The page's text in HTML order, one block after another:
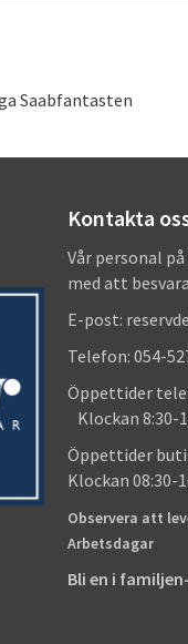
Saabfantasten
Kontakta
Vår personal
med att
E-post:
Telefon: 054-
Öppettider
Klockan 8:30-
Öppettider
Klockan 08:30-
Observera att
Arbetsdagar
Bli en i